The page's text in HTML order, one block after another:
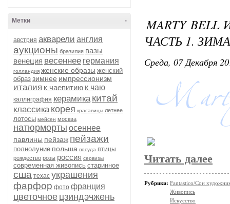
-
Метки
австрия акварели англия
аукционы бразилия вазы
венеция весеннее германия
голландия женские образы женский
образ зимнее импрессионизм
италия к чаепитию к чаю
каллиграфия керамика китай
классика корея красавицы летнее
лотосы мейсен москва
натюрморты осеннее
павлины пейзаж пейзажи
полнолуние польша посуда птицы
рождество розы россия сервизы
современная живопись старинное
сша техас украшения
фарфор фото франция
цветочное цзиндэчжень
MARTY
ЧАСТЬ 1. ЗИМА
Среда, 07 Декабря
Читать далее
Рубрики: Fantastico/Сон
Живопись
Искусство